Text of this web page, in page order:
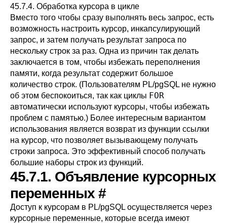
45.7.4. Обработка курсора в цикле
Вместо того чтобы сразу выполнять весь запрос, есть
возможность настроить курсор, инкапсулирующий
запрос, и затем получать результат запроса по
нескольку строк за раз. Одна из причин так делать
заключается в том, чтобы избежать переполнения
памяти, когда результат содержит большое
количество строк. (Пользователям PL/pgSQL не нужно
об этом беспокоиться, так как циклы FOR
автоматически используют курсоры, чтобы избежать
проблем с памятью.) Более интересным вариантом
использования является возврат из функции ссылки
на курсор, что позволяет вызывающему получать
строки запроса. Это эффективный способ получать
большие наборы строк из функций.
45.7.1. Объявление курсорных
переменных #
Доступ к курсорам в PL/pgSQL осуществляется через
курсорные переменные, которые всегда имеют